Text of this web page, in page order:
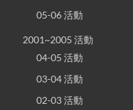
05-06 活動
2001~2005 活動
04-05 活動
03-04 活動
02-03 活動